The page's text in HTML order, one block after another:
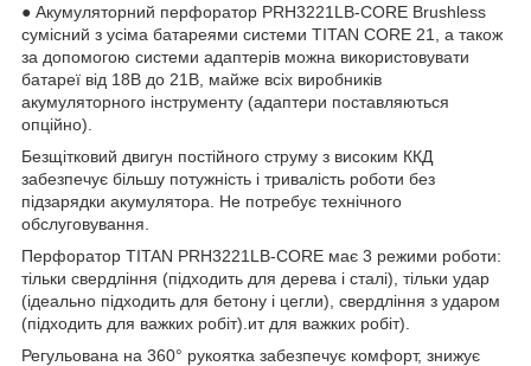
● Акумуляторний перфоратор PRH3221LB-CORE Brushless
сумісний з усіма батареями системи TITAN CORE 21, а також
за допомогою системи адаптерів можна використовувати
батареї від 18В до 21В, майже всіх виробників
акумуляторного інструменту (адаптери поставляються
опційно).
Безщітковий двигун постійного струму з високим ККД
забезпечує більшу потужність і тривалість роботи без
підзарядки акумулятора. Не потребує технічного
обслуговування.
Перфоратор TITAN PRH3221LB-CORE має 3 режими роботи:
тільки свердління (підходить для дерева і сталі), тільки удар
(ідеально підходить для бетону і цегли), свердління з ударом
(підходить для важких робіт).ит для важких робіт).
Регульована на 360° рукоятка забезпечує комфорт, знижує